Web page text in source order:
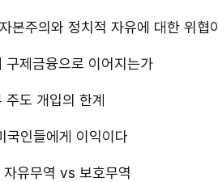
본주의와 정치적 자유에 대한 위협
제금융으로 이어지는가
도 개입의 한계
국인들에게 이익이다
자유무역 vs 보호무역